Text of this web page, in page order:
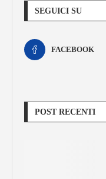
SEGUICI SU
FACEBOOK
POST RECENTI